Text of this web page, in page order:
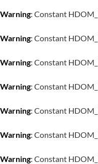
Warning: Constant
Warning: Constant
Warning: Constant
Warning: Constant
Warning: Constant
Warning: Constant
Warning: Constant